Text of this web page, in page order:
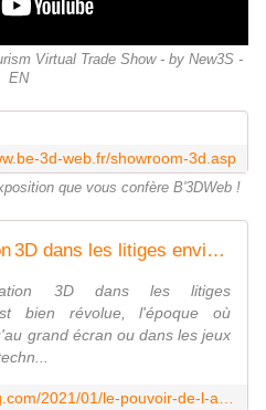
Virtual Trade Show - by New3S -
EN
3d-web.fr/showroom-3d.asp
que vous confère B'3DWeb !
Le pouvoir de l'animation 3D dans les litiges environnementaux : simulation 3D, web 3D, image 3D, video 3D - OOKAWA Corp. Raisonnements Explications Corrélations
3D dans les litiges
bien révolue, l'époque où
grand écran ou dans les jeux